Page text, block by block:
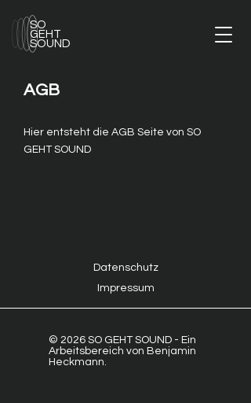
SO
GEHT
SOUND
AGB
Hier entsteht die AGB Seite von SO
GEHT SOUND
Datenschutz
Impressum
© 2026 SO GEHT SOUND - Ein
Arbeitsbereich von Benjamin
Heckmann.